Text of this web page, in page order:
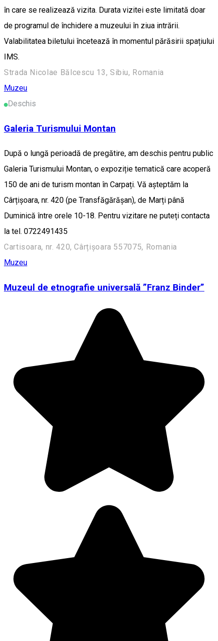
în care se realizează vizita. Durata vizitei este limitată doar
de programul de închidere a muzeului în ziua intrării.
Valabilitatea biletului încetează în momentul părăsirii spațiului
IMS.
Strada Nicolae Bălcescu 13, Sibiu, Romania
Muzeu
Deschis
Galeria Turismului Montan
După o lungă perioadă de pregătire, am deschis pentru public
Galeria Turismului Montan, o expoziție tematică care acoperă
150 de ani de turism montan în Carpați. Vă așteptăm la
Cârțișoara, nr. 420 (pe Transfăgărășan), de Marți până
Duminică între orele 10-18. Pentru vizitare ne puteți contacta
la tel. 0722491435
Cartisoara, nr. 420, Cârțișoara 557075, Romania
Muzeu
Muzeul de etnografie universală ”Franz Binder”